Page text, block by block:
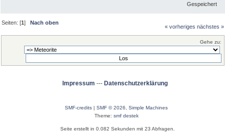
Gespeichert
Seiten: [1]Nach oben
« vorheriges nächstes »
Gehe zu:
Impressum --- Datenschutzerklärung
SMF-credits | SMF © 2026
Simple Machines
Theme: smf destek
Seite erstellt in 0.082 Sekunden mit 23 Abfragen.